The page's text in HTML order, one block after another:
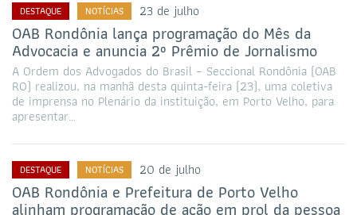
DESTAQUE NOTÍCIAS 23 de julho
OAB Rondônia lança programação do Mês da
Advocacia e anuncia 2º Prêmio de Jornalismo
A Ordem dos Advogados do Brasil – Seccional Rondônia (OAB
RO) realizou, na manhã desta quinta-feira (23), uma coletiva
de imprensa no Plenário da instituição, em Porto Velho, para
apresentar…
DESTAQUE NOTÍCIAS 20 de julho
OAB Rondônia e Prefeitura de Porto Velho
alinham programação de ação em prol da pessoa